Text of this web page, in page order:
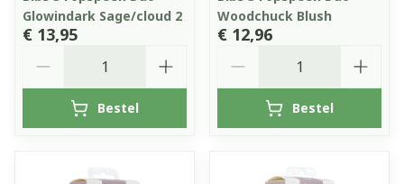
Glowindark Sage/cloud 2
€ 13,95
Bestel
Woodchuck Blush
€ 12,96
Bestel